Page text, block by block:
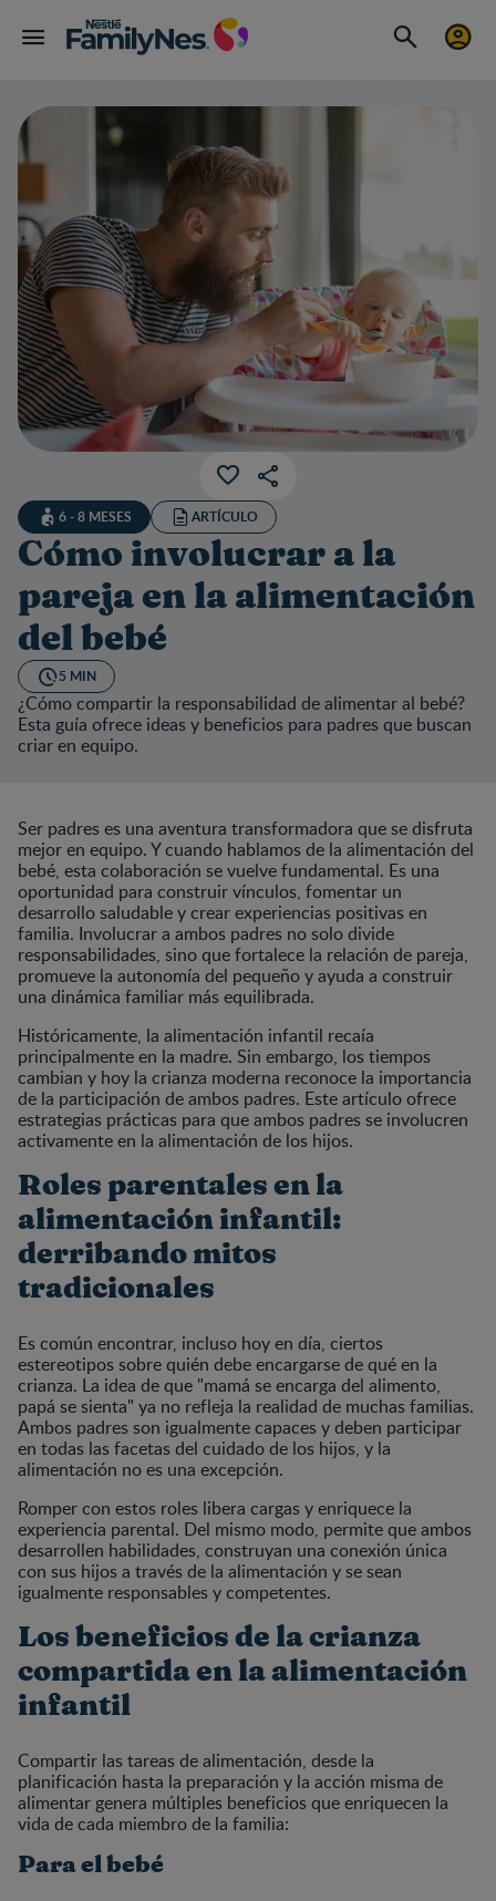
6 - 8 MESES ARTÍCULO
Cómo involucrar a la
pareja en la alimentación
del bebé
5 MIN
¿Cómo compartir la responsabilidad de alimentar al bebé?
Esta guía ofrece ideas y beneficios para padres que buscan
criar en equipo.
Ser padres es una aventura transformadora que se disfruta
mejor en equipo. Y cuando hablamos de la alimentación del
bebé, esta colaboración se vuelve fundamental. Es una
oportunidad para construir vínculos, fomentar un
desarrollo saludable y crear experiencias positivas en
familia. Involucrar a ambos padres no solo divide
responsabilidades, sino que fortalece la relación de pareja,
promueve la autonomía del pequeño y ayuda a construir
una dinámica familiar más equilibrada.
Históricamente, la alimentación infantil recaía
principalmente en la madre. Sin embargo, los tiempos
cambian y hoy la crianza moderna reconoce la importancia
de la participación de ambos padres. Este artículo ofrece
estrategias prácticas para que ambos padres se involucren
activamente en la alimentación de los hijos.
Roles parentales en la
alimentación infantil:
derribando mitos
tradicionales
Es común encontrar, incluso hoy en día, ciertos
estereotipos sobre quién debe encargarse de qué en la
crianza. La idea de que "mamá se encarga del alimento,
papá se sienta" ya no refleja la realidad de muchas familias.
Ambos padres son igualmente capaces y deben participar
en todas las facetas del cuidado de los hijos, y la
alimentación no es una excepción.
Romper con estos roles libera cargas y enriquece la
experiencia parental. Del mismo modo, permite que ambos
desarrollen habilidades, construyan una conexión única
con sus hijos a través de la alimentación y se sean
igualmente responsables y competentes.
Los beneficios de la crianza
compartida en la alimentación
infantil
Compartir las tareas de alimentación, desde la
planificación hasta la preparación y la acción misma de
alimentar genera múltiples beneficios que enriquecen la
vida de cada miembro de la familia:
Para el bebé